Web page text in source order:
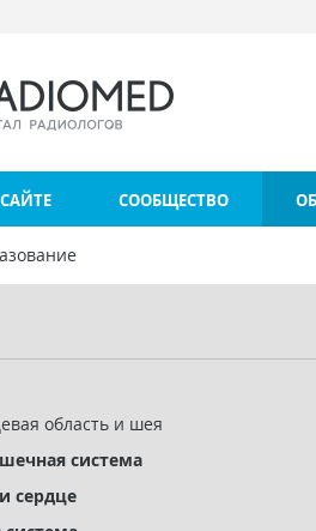
СООБЩЕСТВО
область и шея
система
сердце